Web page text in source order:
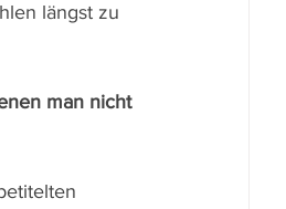
längst zu
man nicht